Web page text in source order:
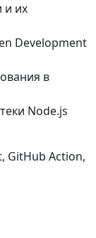
и их
Development
в
Node.js
GitHub Action,